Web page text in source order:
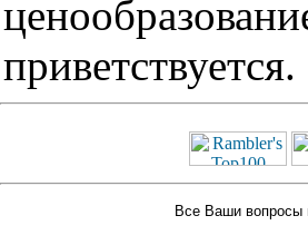
приветствуется.
Все Ваши вопросы